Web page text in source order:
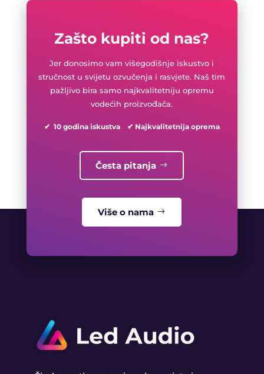
Zašto kupiti od nas?
Jer donosimo vam višegodišnje iskustvo i
stručnost u svijetu ozvučenja i rasvjete. Naš tim
pažljivo bira samo najkvalitetniju opremu
vodećih proizvođača.
✔ 10 godina iskustva ✔ Najkvalitetnija oprema
Česta pitanja
Više o nama